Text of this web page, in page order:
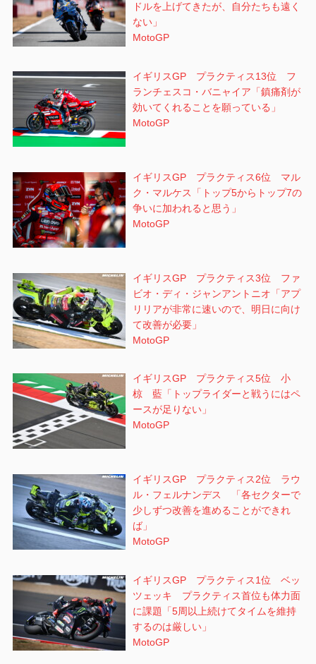
ドルを上げてきたが、自分たちも遠く
ない」
MotoGP
イギリスGP プラクティス13位 フ
ランチェスコ・バニャイア「鎮痛剤が
効いてくれることを願っている」
MotoGP
イギリスGP プラクティス6位 マル
ク・マルケス「トップ5からトップ7の
争いに加われると思う」
MotoGP
イギリスGP プラクティス3位 ファ
ビオ・ディ・ジャンアントニオ「アプ
リリアが非常に速いので、明日に向け
て改善が必要」
MotoGP
イギリスGP プラクティス5位 小
椋 藍「トップライダーと戦うにはペ
ースが足りない」
MotoGP
イギリスGP プラクティス2位 ラウ
ル・フェルナンデス 「各セクターで
少しずつ改善を進めることができれ
ば」
MotoGP
イギリスGP プラクティス1位 ベッ
ツェッキ プラクティス首位も体力面
に課題「5周以上続けてタイムを維持
するのは厳しい」
MotoGP